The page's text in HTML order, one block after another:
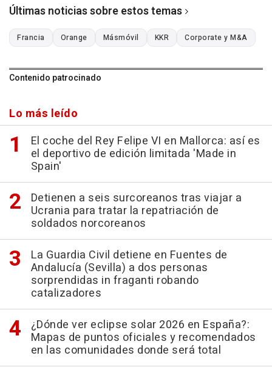
Últimas noticias sobre estos temas
Francia Orange Másmóvil KKR Corporate y M&A
Contenido patrocinado
Lo más leído
El coche del Rey Felipe VI en Mallorca: así es
el deportivo de edición limitada 'Made in
Spain'
Detienen a seis surcoreanos tras viajar a
Ucrania para tratar la repatriación de
soldados norcoreanos
La Guardia Civil detiene en Fuentes de
Andalucía (Sevilla) a dos personas
sorprendidas in fraganti robando
catalizadores
¿Dónde ver eclipse solar 2026 en España?:
Mapas de puntos oficiales y recomendados
en las comunidades donde será total